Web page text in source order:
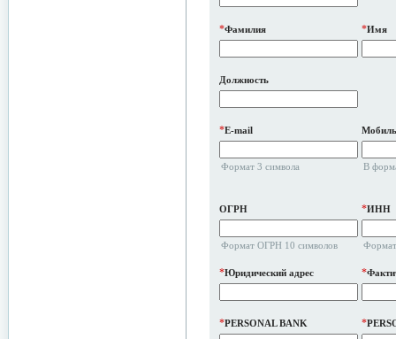
*Фамилия *Имя
Должность
*E-mail
Формат 3 символа В
ОГРН
Формат ОГРН 10 символов
*ИНН
*Юридический адрес *
*PERSONAL BANK *